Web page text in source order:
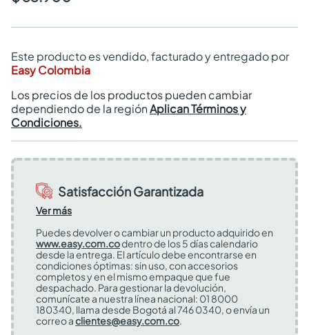
Este producto es vendido, facturado y entregado por
Easy Colombia
Los precios de los productos pueden cambiar
dependiendo de la regiónAplican Términos y
Condiciones.
Satisfacción Garantizada
Ver más
Puedes devolver o cambiar un producto adquirido en
www.easy.com.codentro de los 5 días calendario
desde la entrega. El artículo debe encontrarse en
condiciones óptimas: sin uso, con accesorios
completos y en el mismo empaque que fue
despachado. Para gestionar la devolución,
comunícate a nuestra línea nacional: 01 8000
180340, llama desde Bogotá al 746 0340, o envía un
correo aclientes@easy.com.co.